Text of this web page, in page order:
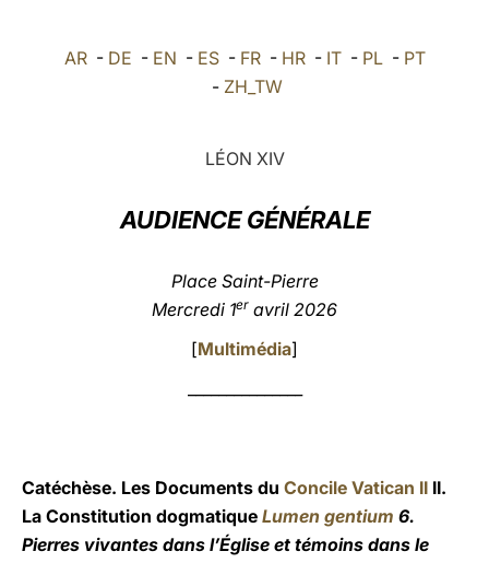
中文
AR- DE - EN - ES- FR- HR- IT- PL- PT
- ZH_TW
LÉON XIV
AUDIENCE GÉNÉRALE
Place Saint-Pierre
Mercredi 1er avril 2026
[Multimédia]
Catéchèse. Les Documents du Concile Vatican II II.
La Constitution dogmatique Lumen gentium 6.
Pierres vivantes dans l’Église et témoins dans le